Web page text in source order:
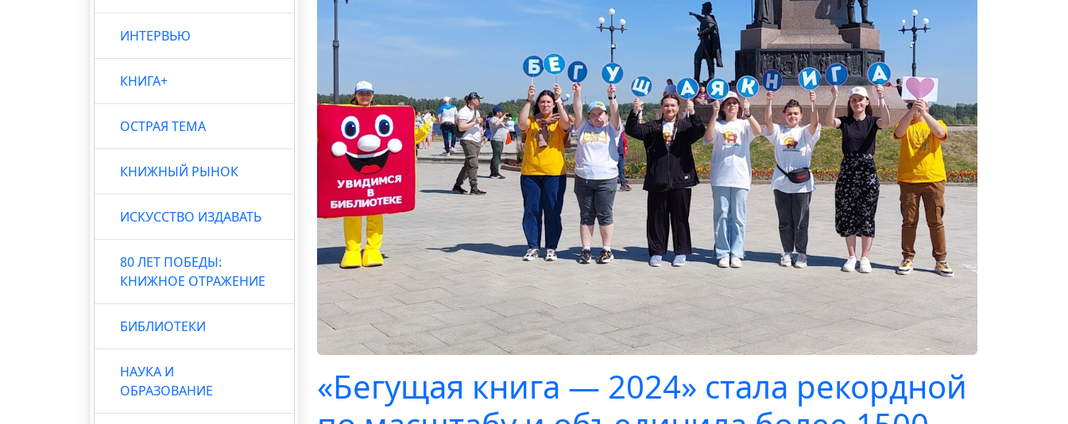
ИНТЕРВЬЮ
КНИГА+
ОСТРАЯ ТЕМА
КНИЖНЫЙ РЫНОК
ИСКУССТВО ИЗДАВАТЬ
80 ЛЕТ ПОБЕДЫ:
КНИЖНОЕ ОТРАЖЕНИЕ
БИБЛИОТЕКИ
НАУКА И
ОБРАЗОВАНИЕ
«Бегущая книга — 2024» стала рекордной